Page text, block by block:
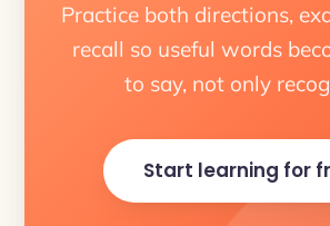
Practice both directions,
recall so useful words
to say, not only
Start learning for